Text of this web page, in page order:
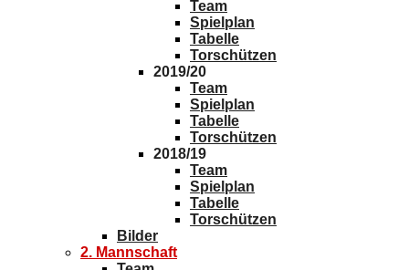
Team
Spielplan
Tabelle
Torschützen
2019/20
Team
Spielplan
Tabelle
Torschützen
2018/19
Team
Spielplan
Tabelle
Torschützen
Bilder
2. Mannschaft